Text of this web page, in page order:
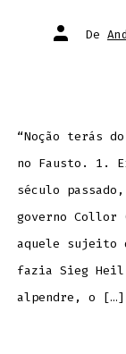
Autor
do De
“Noção terás
no Fausto. 1.
século
governo Collor
aquele sujeito
fazia Sieg Heil
alpendre, o […]